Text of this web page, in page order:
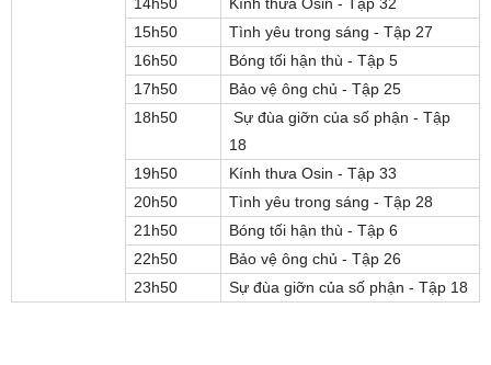
15h50
Tình yêu trong sáng - Tập 27
16h50
Bóng tối hận thù - Tập 5
17h50
Bảo vệ ông chủ - Tập 25
18h50
Sự đùa giỡn của số phận - Tập
18
19h50
Kính thưa Osin - Tập 33
20h50
Tình yêu trong sáng - Tập 28
21h50
Bóng tối hận thù - Tập 6
22h50
Bảo vệ ông chủ - Tập 26
23h50
Sự đùa giỡn của số phận - Tập 18